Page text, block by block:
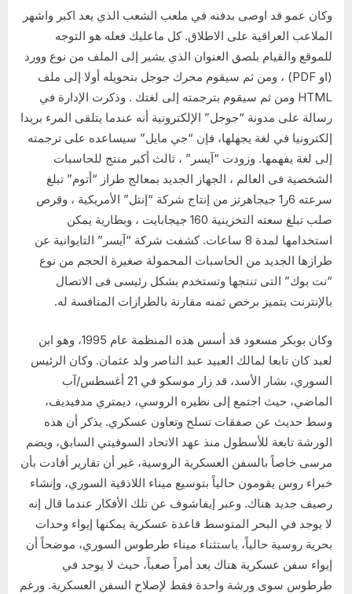
وكان عمو قد اوصى بدفنه في ملعب الشعب الذي يعد اكبر واشهر
الملاعب العراقية على الاطلاق. كل ماعليك فعله هو التوجه
للموقع والقيام بلصق العنوان الذي يشير إلى الملف من نوع وورد
(او PDF) ، ومن ثم سيقوم محرك جوجل بتحويله أولا إلى ملف
HTML ومن ثم سيقوم بترجمته إلى لغتك . وذكرت الإدارة في
رسالة على مدونة “جوجل” الإلكترونية أنه عندما يتلقى المرء بريدا
إلكترونيا في لغة يجهلها، فإن “جي مايل” سيساعده على ترجمته
إلى لغة يفهمها. وزودت “آيسر” ، ثالث أكبر منتج للحاسبات
الشخصية فى العالم ، الجهاز الجديد بمعالج طراز “أتوم” تبلغ
سرعته 6ر1 جيجاهرتز من إنتاج شركة “إنتل” الأمريكية ، وقرص
صلب تبلغ سعته التخزينية 160 جيجابايت ، وبطارية يمكن
استخدامها لمدة 8 ساعات. كشفت شركة “آيسر” التايوانية عن
طرازها الجديد من الحاسبات المحمولة صغيرة الحجم من نوع
“نت بوك” التى تنتجها وتستخدم بشكل رئيسى فى الاتصال
بالإنترنت يتميز برخص ثمنه مقارنة بالطرازات المنافسة له.
وكان بوبكر مسعود قد أسس هذه المنظمة عام 1995، وهو ابن
لعبد كان تابعا لمالك العبيد عبد الناصر ولد عثمان. وكان الرئيس
السوري، بشار الأسد، قد زار موسكو في 21 أغسطس/آب
الماضي، حيث اجتمع إلى نظيره الروسي، ديمتري مدفيديف،
وسط حديث عن صفقات تسلح وتعاون عسكري. يذكر أن هذه
الورشة تابعة للأسطول منذ عهد الاتحاد السوفيتي السابق، ويضم
مرسى خاصاً بالسفن العسكرية الروسية، غير أن تقارير أفادت بأن
خبراء روس يقومون حالياً بتوسيع ميناء اللاذقية السوري، وإنشاء
رصيف جديد هناك. وعبر إيفاشوف عن تلك الأفكار عندما قال إنه
لا يوجد في البحر المتوسط قاعدة عسكرية يمكنها إيواء وحدات
بحرية روسية حالياً، باستثناء ميناء طرطوس السوري، موضحاً أن
إيواء سفن عسكرية هناك يعد أمراً صعباً، حيث لا يوجد في
طرطوس سوى ورشة واحدة فقط لإصلاح السفن العسكرية. ورغم